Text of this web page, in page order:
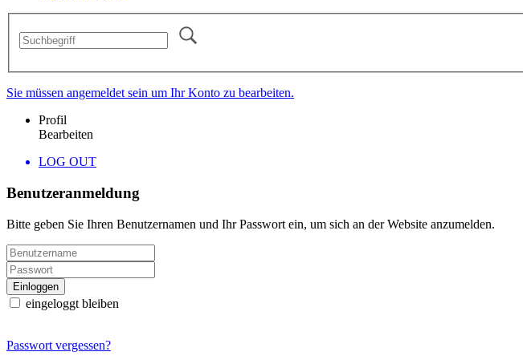
Sie müssen angemeldet sein um Ihr Konto zu bearbeiten.
Profil
Bearbeiten
LOG OUT
Benutzeranmeldung
Bitte geben Sie Ihren Benutzernamen und Ihr Passwort ein, um sich an der Website anzumelden.
eingeloggt bleiben
Passwort vergessen?